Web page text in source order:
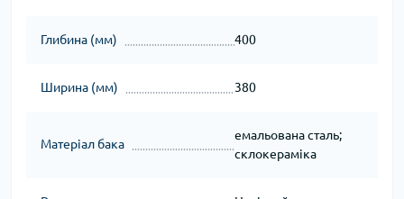
Глибина (мм) 400
Ширина (мм) 380
Матеріал бака
емальована сталь;
склокераміка